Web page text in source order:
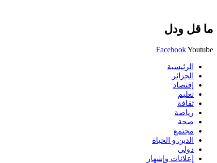
ما قل ودل
FacebookYoutube
الرئيسية
الجزائر
إقتصاد
تعليم
ثقافة
رياضة
صحة
مجتمع
الدين و الحياة
دولي
إعلانات وإشهار